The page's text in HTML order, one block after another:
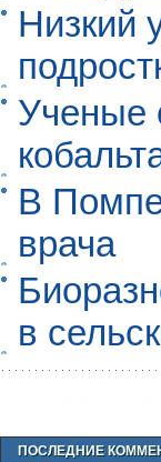
Низкий
Ученые
В
врача
в
ПОСЛЕДНИЕ